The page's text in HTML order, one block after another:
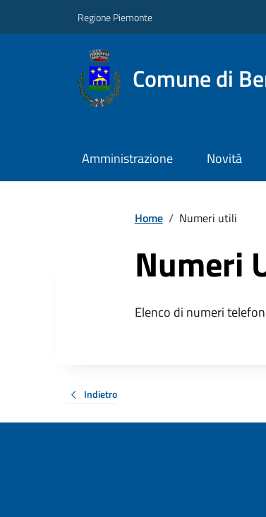
Regione Piemonte
Comune di
Amministrazione Novità
Home / Numeri utili
Numeri
Elenco di numeri
Indietro